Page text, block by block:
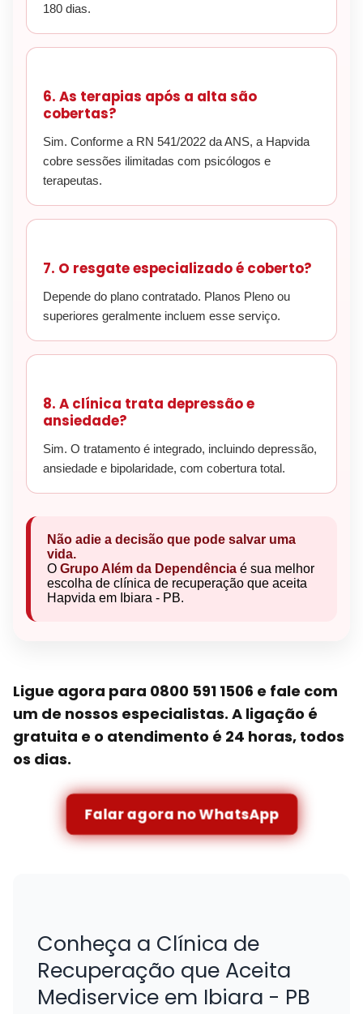
180 dias.
6. As terapias após a alta são
cobertas?
Sim. Conforme a RN 541/2022 da ANS, a Hapvida
cobre sessões ilimitadas com psicólogos e
terapeutas.
7. O resgate especializado é coberto?
Depende do plano contratado. Planos Pleno ou
superiores geralmente incluem esse serviço.
8. A clínica trata depressão e
ansiedade?
Sim. O tratamento é integrado, incluindo depressão,
ansiedade e bipolaridade, com cobertura total.
Não adie a decisão que pode salvar uma
vida.
O Grupo Além da Dependência é sua melhor
escolha de clínica de recuperação que aceita
Hapvida em Ibiara - PB.
Ligue agora para 0800 591 1506 e fale com
um de nossos especialistas. A ligação é
gratuita e o atendimento é 24 horas, todos
os dias.
Falar agora no WhatsApp
Conheça a Clínica de
Recuperação que Aceita
Mediservice em Ibiara - PB